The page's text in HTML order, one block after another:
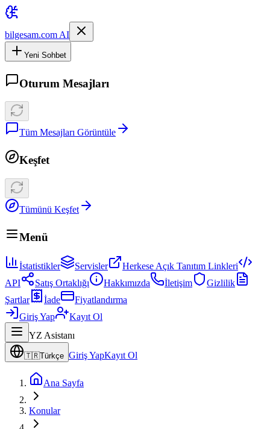
bilgesam.com AI
Yeni Sohbet
Oturum Mesajları
Tüm Mesajları Görüntüle
Keşfet
Tümünü Keşfet
Menü
İstatistikler Servisler
Herkese Açık Tanıtım Linkleri
API
Satış Ortaklığı Hakkımızda İletişim
Gizlilik
Şartlar
İade
Fiyatlandırma
Giriş Yap
Kayıt Ol
YZ Asistanı
🇹🇷Türkçe Giriş YapKayıt Ol
Ana Sayfa
Konular